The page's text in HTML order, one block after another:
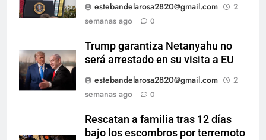
estebandelarosa2820@gmail.com
2
semanas ago
0
Trump garantiza Netanyahu no
será arrestado en su visita a EU
estebandelarosa2820@gmail.com
2
semanas ago
0
Rescatan a familia tras 12 días
bajo los escombros por terremoto